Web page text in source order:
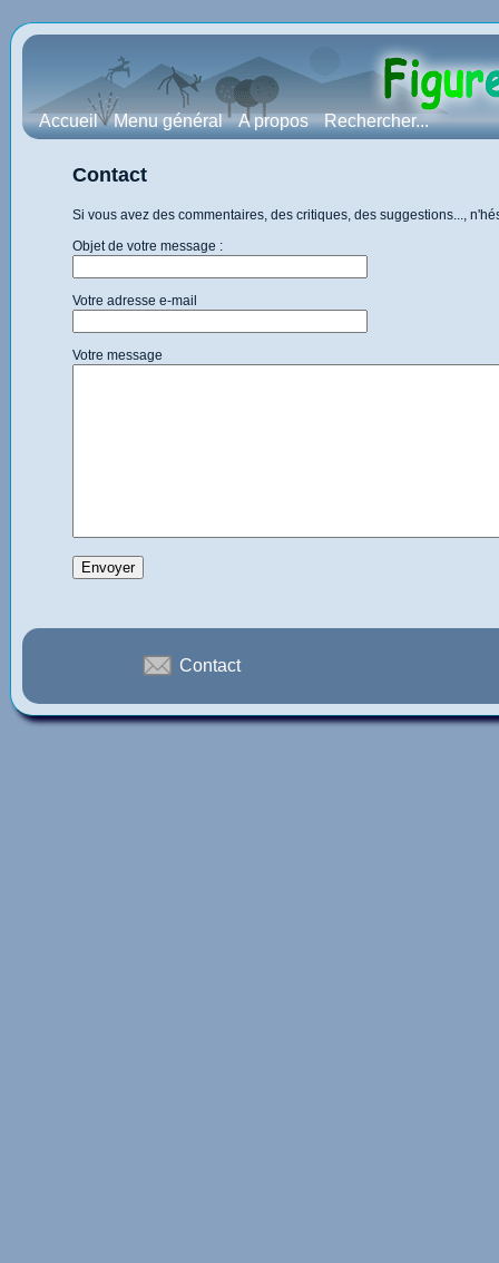
Accueil Menu général A propos Rechercher...
Contact
Si vous avez des commentaires, des critiques, des suggestions...,
Objet de votre message :
Votre adresse e-mail
Votre message
Contact